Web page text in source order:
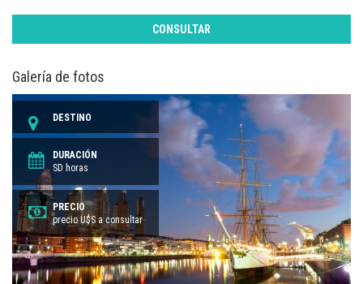
CONSULTAR
Galería de fotos
DESTINO
DURACIÓN
SD horas
PRECIO
precio U$S a consultar